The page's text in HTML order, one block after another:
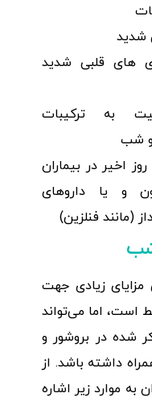
شدید
های قلبی شدید
به ترکیبات
و شب
مصرف همزمان یا طی 14 روز اخیر در بیماران
و یا داروهای
(مانند فنلزین)
زیادی جهت
اما می‌تواند
شده در بروشور و
داشته باشد. از
موارد زیر اشاره